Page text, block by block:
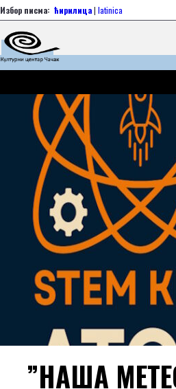
Избор писма: ћирилица| latinica
”НАША